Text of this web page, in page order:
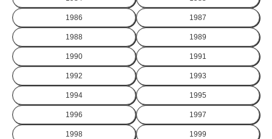
1986 1987
1988 1989
1990 1991
1992 1993
1994 1995
1996 1997
1998 1999